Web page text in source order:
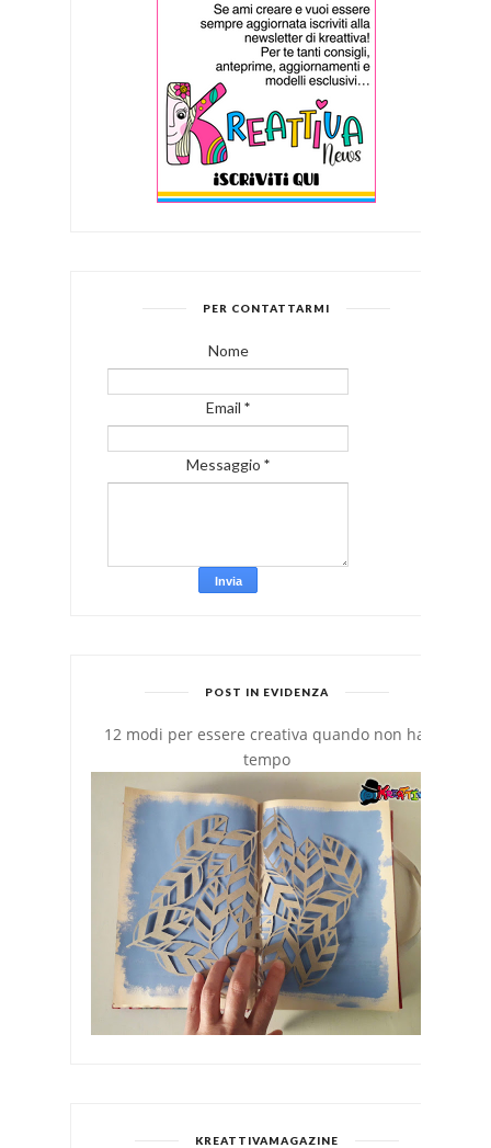
PER CONTATTARMI
Nome
Email *
Messaggio *
POST IN EVIDENZA
12 modi per essere creativa quando non hai
tempo
KREATTIVAMAGAZINE